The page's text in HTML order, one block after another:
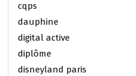
cqps
dauphine
digital active
diplôme
disneyland paris